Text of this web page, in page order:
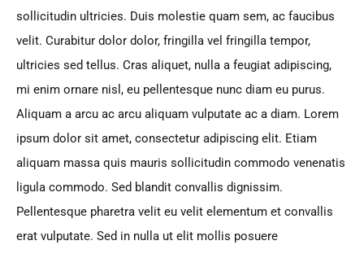
sollicitudin ultricies. Duis molestie quam sem, ac faucibus
velit. Curabitur dolor dolor, fringilla vel fringilla tempor,
ultricies sed tellus. Cras aliquet, nulla a feugiat adipiscing,
mi enim ornare nisl, eu pellentesque nunc diam eu purus.
Aliquam a arcu ac arcu aliquam vulputate ac a diam. Lorem
ipsum dolor sit amet, consectetur adipiscing elit. Etiam
aliquam massa quis mauris sollicitudin commodo venenatis
ligula commodo. Sed blandit convallis dignissim.
Pellentesque pharetra velit eu velit elementum et convallis
erat vulputate. Sed in nulla ut elit mollis posuere